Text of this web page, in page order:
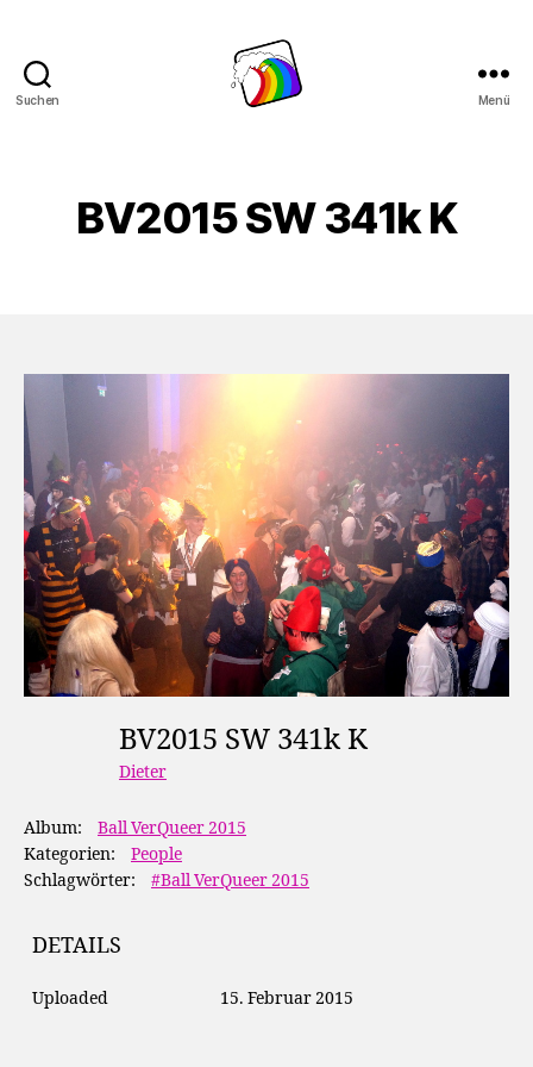
Suchen Menü
BV2015 SW 341k K
BV2015 SW 341k K
Dieter
Album:
Ball VerQueer 2015
Kategorien:
People
Schlagwörter:
#Ball VerQueer 2015
DETAILS
Uploaded 15. Februar 2015